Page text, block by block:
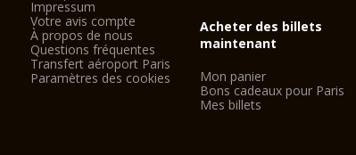
Impressum
Votre avis compte
À propos de nous
Questions fréquentes
Transfert aéroport Paris
Paramètres des cookies
Acheter des billets
maintenant
Mon panier
Bons cadeaux pour Paris
Mes billets